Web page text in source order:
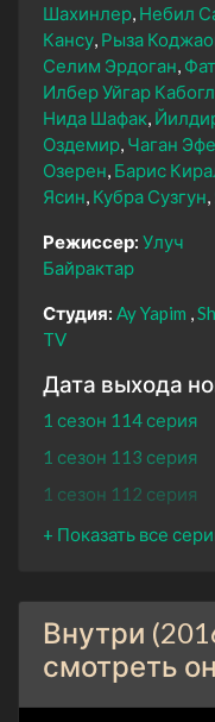
Шахинлер Небил
Кансу Рыза
Селим Эрдоган
Илбер Уйгар
Нида Шафак
Оздемир Чаган
Озерен Барис
Ясин Кубра Сузгун
Режиссер: Улуч
Байрактар
Студия: Ay Yapim
TV
Дата выхода
1 сезон 114 серия
1 сезон 113 серия
1 сезон 112 серия
1 сезон 111 серия
1 сезон 109 серия
1 сезон 108 серия
1 сезон 107 серия
1 сезон 106 серия
Внутри
смотреть